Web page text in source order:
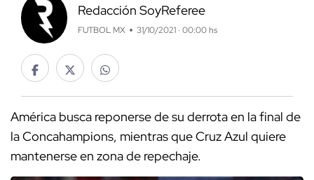
Redacción SoyReferee
FUTBOL MX 31/10/2021 · 00:00 hs
América busca reponerse de su derrota en la final de
la Concahampions, mientras que Cruz Azul quiere
mantenerse en zona de repechaje.